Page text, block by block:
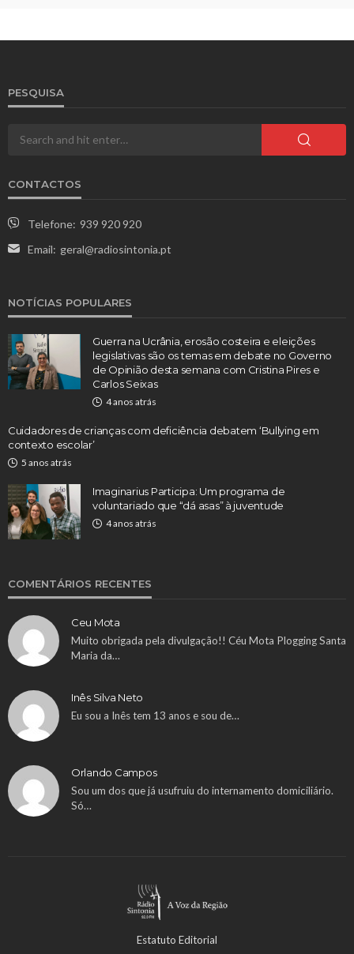
PESQUISA
CONTACTOS
Telefone: 939 920 920
Email: geral@radiosintonia.pt
NOTÍCIAS POPULARES
Guerra na Ucrânia, erosão costeira e eleições
legislativas são os temas em debate no Governo
de Opinião desta semana com Cristina Pires e
Carlos Seixas
4 anos atrás
Cuidadores de crianças com deficiência debatem ‘Bullying em
contexto escolar’
5 anos atrás
Imaginarius Participa: Um programa de
voluntariado que “dá asas” à juventude
4 anos atrás
COMENTÁRIOS RECENTES
Ceu Mota
Muito obrigada pela divulgação!! Céu Mota Plogging Santa
Maria da…
Inês Silva Neto
Eu sou a Inês tem 13 anos e sou de…
Orlando Campos
Sou um dos que já usufruiu do internamento domiciliário.
Só…
Estatuto Editorial